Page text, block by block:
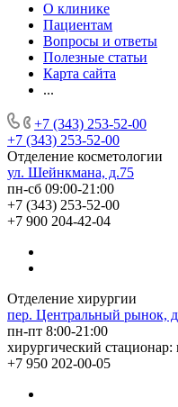
О клинике
Пациентам
Вопросы и ответы
Полезные статьи
Карта сайта
...
+7 (343) 253-52-00
+7 (343) 253-52-00
Отделение косметологии
ул. Шейнкмана, д.75
пн-сб 09:00-21:00
+7 (343) 253-52-00
+7 900 204-42-04
Отделение хирургии
пер. Центральный рынок,
пн-пт 8:00-21:00
хирургический стационар:
+7 950 202-00-05